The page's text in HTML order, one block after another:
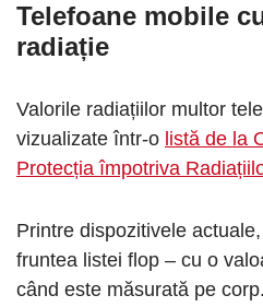
Telefoane mobile
radiație
Valorile radiațiilor multor
vizualizate într-o listă de la
Protecția împotriva
Printre dispozitivele
fruntea listei flop – cu o
când este măsurată pe